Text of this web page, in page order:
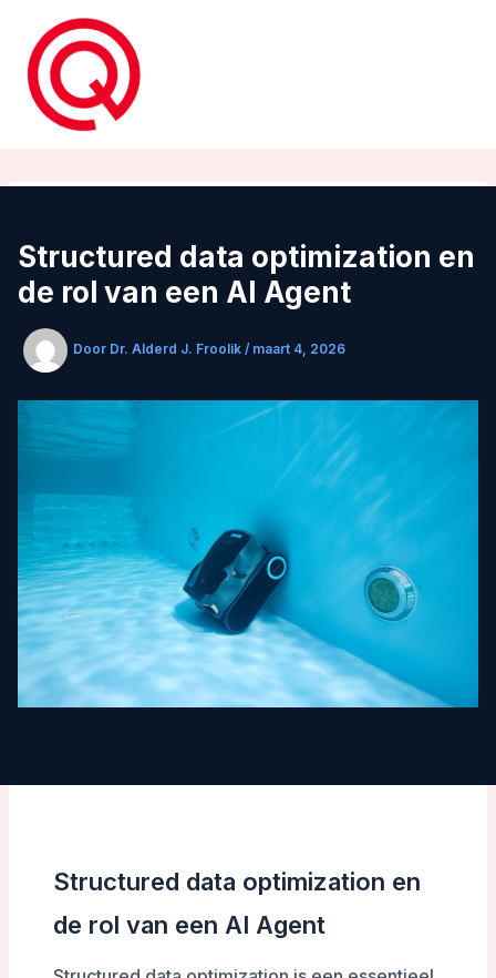
inhoud
Structured data optimization en
de rol van een AI Agent
Door Dr. Alderd J. Froolik / maart 4, 2026
Structured data optimization en
de rol van een AI Agent